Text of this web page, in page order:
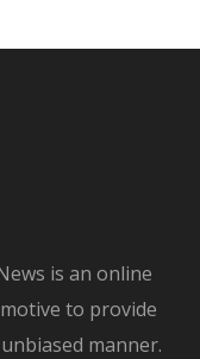
is an online
to provide
manner.